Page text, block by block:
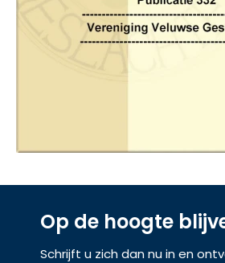
Op de hoogte
Schrijft u zich dan nu in en